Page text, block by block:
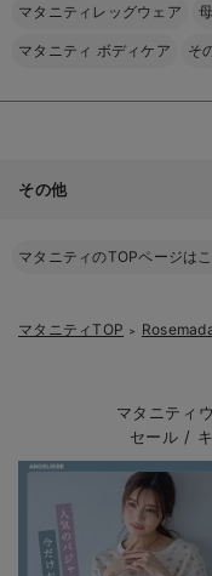
マタニティレッグウェア
マタニティ ボディケア そ
その他
マタニティのTOPページは
マタニティTOP ＞
マタニティ
セール /